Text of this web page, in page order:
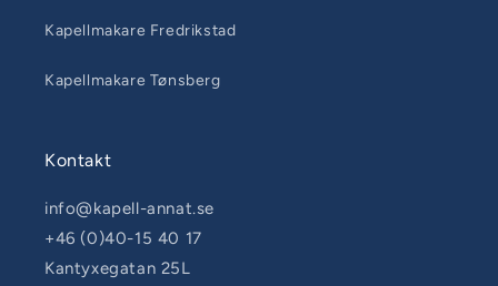
Kapellmakare Fredrikstad
Kapellmakare Tønsberg
Kontakt
info@kapell-annat.se
+46 (0)40-15 40 17
Kantyxegatan 25L